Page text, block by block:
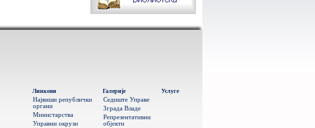
Линкови
Највиши републички
органи
Министарства
Управни окрузи
Галерије
Седиште Управе
Зграда Владе
Репрезентативни
објекти
Услуге